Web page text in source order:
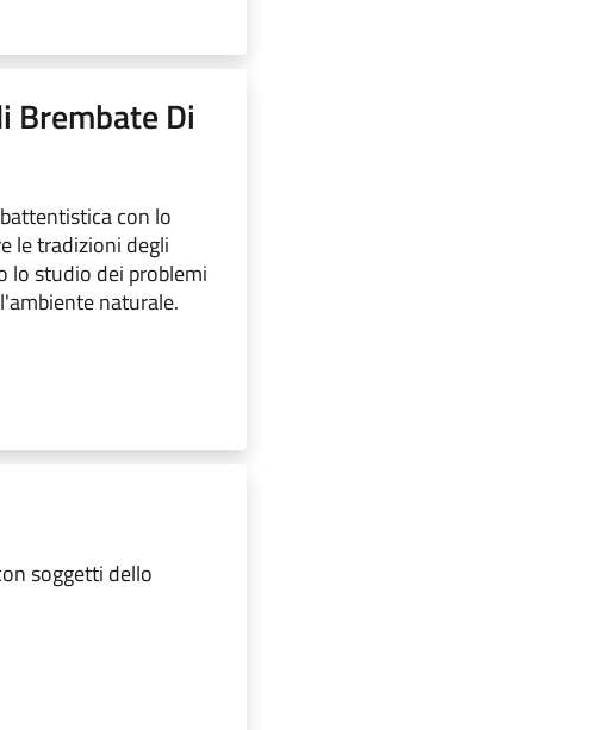
Brembate Di
con lo
le tradizioni degli
lo studio dei problemi
naturale.
soggetti dello